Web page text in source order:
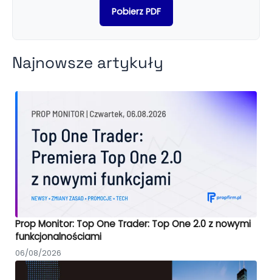
Pobierz PDF
Najnowsze artykuły
Prop Monitor: Top One Trader: Top One 2.0 z nowymi
funkcjonalnościami
06/08/2026